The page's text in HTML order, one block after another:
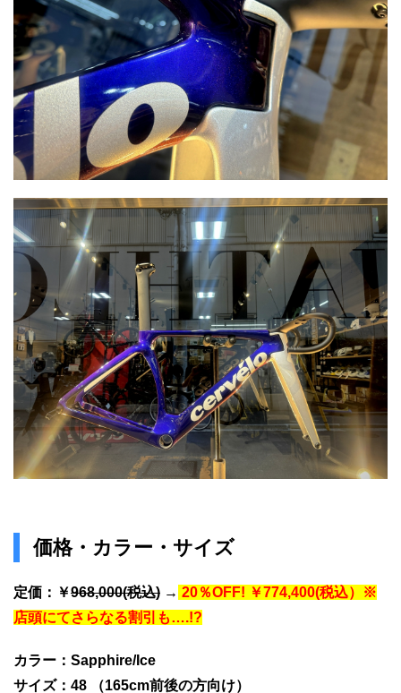
価格・カラー・サイズ
定価：￥968,000(税込) → 20％OFF! ￥774,400(税込）※
店頭にてさらなる割引も….!?
カラー：Sapphire/Ice
サイズ：48 （165cm前後の方向け）